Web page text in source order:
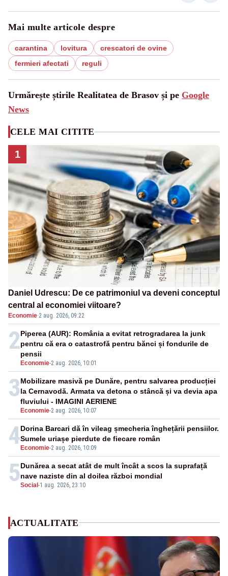
Mai multe articole despre
carantina lovitura
crescatori de ovine
fermieri afectati
reguli
Urmărește știrile Realitatea de Brasov și pe Google
News
CELE MAI CITITE
1
Daniel Udrescu: De ce patrimoniul va deveni conceptul
central al economiei viitoare?
Economie·2 aug. 2026, 09:22
2
Economie-2 aug. 2026, 10:01
Piperea (AUR): România a evitat retrogradarea la junk
pentru că era o catastrofă pentru bănci și fondurile de
pensii
3
Economie-2 aug. 2026, 10:07
Mobilizare masivă pe Dunăre, pentru salvarea producției
la Cernavodă. Armata va detona o stâncă și va devia apa
fluviului - IMAGINI AERIENE
4Economie-2 aug. 2026, 10:09
Dorina Barcari dă în vileag șmecheria înghețării pensiilor.
Sumele uriașe pierdute de fiecare român
5Social-1 aug. 2026, 23:10
Dunărea a secat atât de mult încât a scos la suprafață
nave naziste din al doilea război mondial
ACTUALITATE